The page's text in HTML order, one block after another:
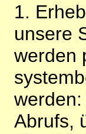
1.
unsere
werden
Abrufs,